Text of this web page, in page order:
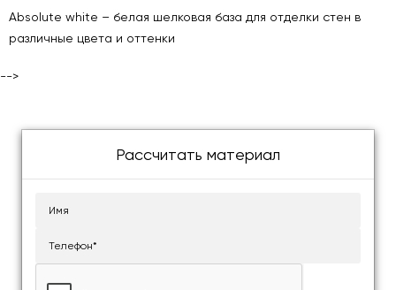
Absolute white – белая шелковая база для отделки стен в
различные цвета и оттенки
-->
Рассчитать материал